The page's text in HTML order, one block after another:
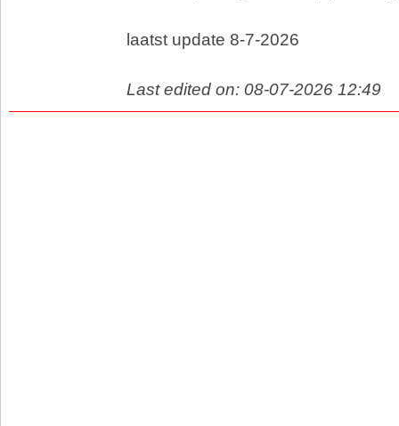
laatst update 8-7-2026
Last edited on: 08-07-2026 12:49